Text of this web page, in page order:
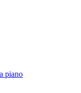
piano